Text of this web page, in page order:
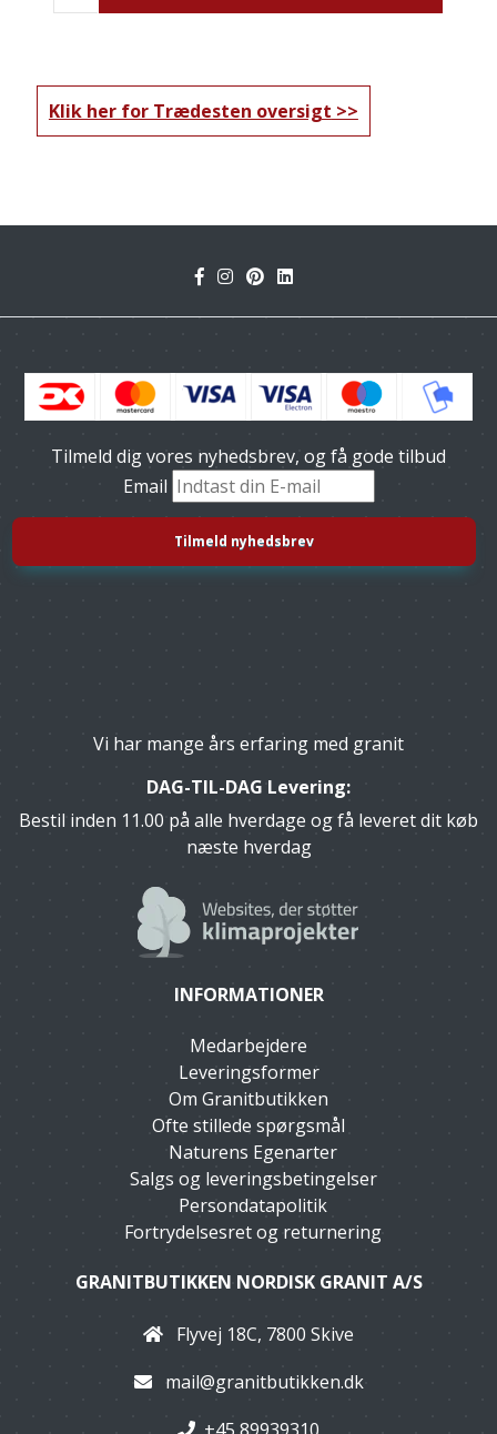
Klik her for Trædesten oversigt
Tilmeld dig vores nyhedsbrev, og få gode tilbud
Email
Vi har mange års erfaring med granit
DAG-TIL-DAG Levering:
Bestil inden 11.00 på alle hverdage og få leveret dit køb
næste hverdag
INFORMATIONER
Medarbejdere
Leveringsformer
Om Granitbutikken
Ofte stillede spørgsmål
Naturens Egenarter
Salgs og leveringsbetingelser
Persondatapolitik
Fortrydelsesret og returnering
GRANITBUTIKKEN NORDISK GRANIT A/S
Flyvej 18C, 7800 Skive
mail@granitbutikken.dk